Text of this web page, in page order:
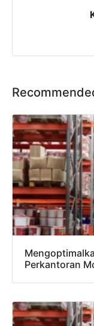
Perkantoran